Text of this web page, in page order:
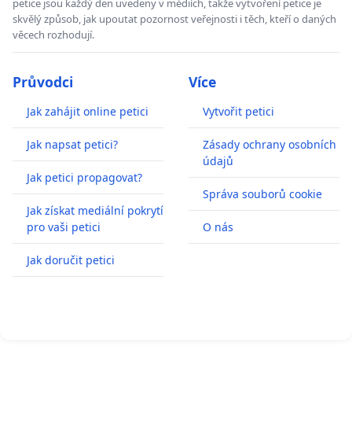
petice jsou každý den uvedeny v médiích, takže vytvoření petice je
skvělý způsob, jak upoutat pozornost veřejnosti i těch, kteří o daných
věcech rozhodují.
Průvodci
Jak zahájit online petici
Jak napsat petici?
Jak petici propagovat?
Jak získat mediální pokrytí
pro vaši petici
Jak doručit petici
Více
Vytvořit petici
Zásady ochrany osobních
údajů
Správa souborů cookie
O nás